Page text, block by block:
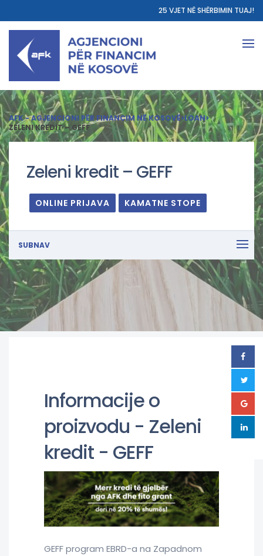
25 VJET NË SHËRBIMIN TUAJ!
AFK - AGJENCIONI PËR FINANCIM NË KOSOVË>LOAN>
ZELENI KREDIT – GEFF
Zeleni kredit – GEFF
ONLINE PRIJAVA KAMATNE STOPE
SUBNAV
Informacije o
proizvodu - Zeleni
kredit - GEFF
GEFF program EBRD-a na Zapadnom